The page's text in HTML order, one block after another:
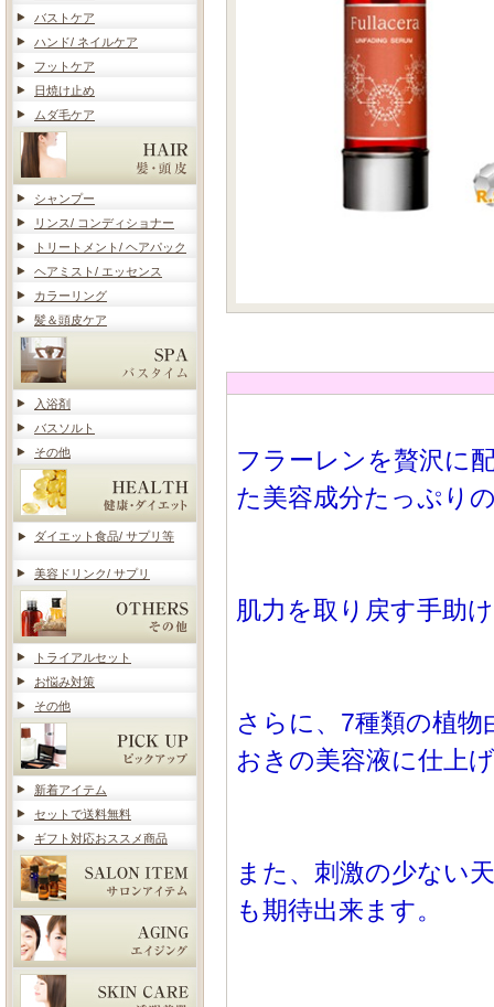
バストケア
ハンド/ ネイルケア
フットケア
日焼け止め
ムダ毛ケア
シャンプー
リンス/ コンディショナー
トリートメント/ ヘアパック
ヘアミスト/ エッセンス
カラーリング
髪＆頭皮ケア
入浴剤
バスソルト
その他
ダイエット食品/ サプリ等
美容ドリンク/ サプリ
トライアルセット
お悩み対策
その他
新着アイテム
セットで送料無料
ギフト対応おススメ商品
フラーレンを贅沢に
た美容成分たっぷり
肌力を取り戻す手助
さらに、7種類の植
おきの美容液に仕上
また、刺激の少ない
も期待出来ます。